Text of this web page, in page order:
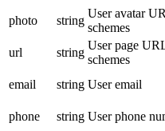
photo
string
User avatar
schemes
url
string
User page
schemes
email
string User email
phone
string User phone